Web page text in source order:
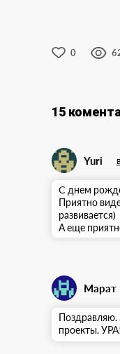
0
15
Yuri
C днем
Приятно
развивается)
А еще
Марат
Поздравляю.
проекты. УРА!